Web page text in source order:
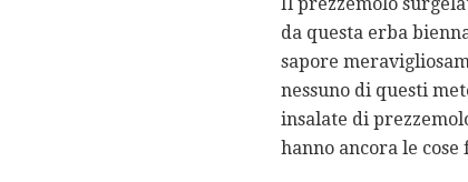
da questa erba
sapore
nessuno di questi
insalate di
hanno ancora le